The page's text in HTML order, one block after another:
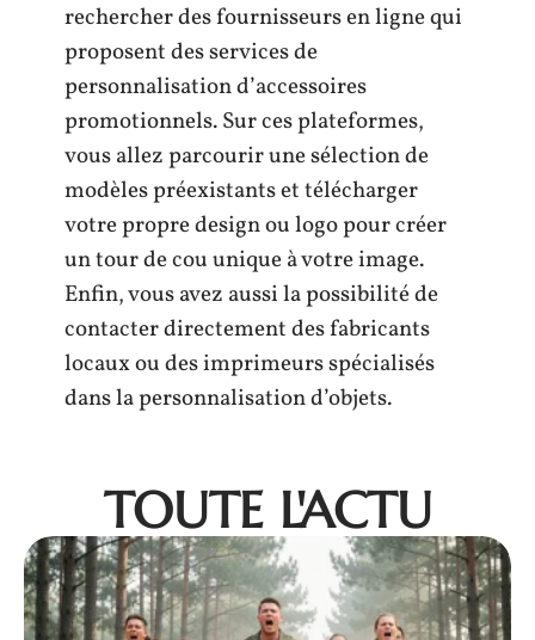
rechercher des fournisseurs en ligne qui
proposent des services de
personnalisation d’accessoires
promotionnels. Sur ces plateformes,
vous allez parcourir une sélection de
modèles préexistants et télécharger
votre propre design ou logo pour créer
un tour de cou unique à votre image.
Enfin, vous avez aussi la possibilité de
contacter directement des fabricants
locaux ou des imprimeurs spécialisés
dans la personnalisation d’objets.
TOUTE L'ACTU